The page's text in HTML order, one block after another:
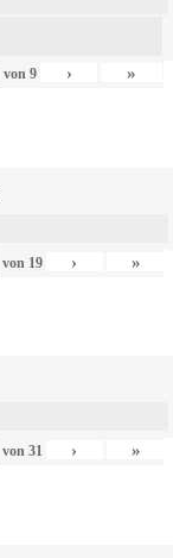
von9 › »
von 19 › »
von 31 › »